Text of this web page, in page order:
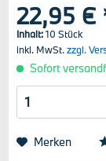
22,95 €
Inhalt:10 Stück
inkl. MwSt.zzgl.
Sofort
Merken